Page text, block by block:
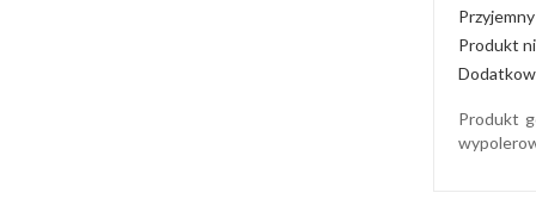
Produkt
Produkt